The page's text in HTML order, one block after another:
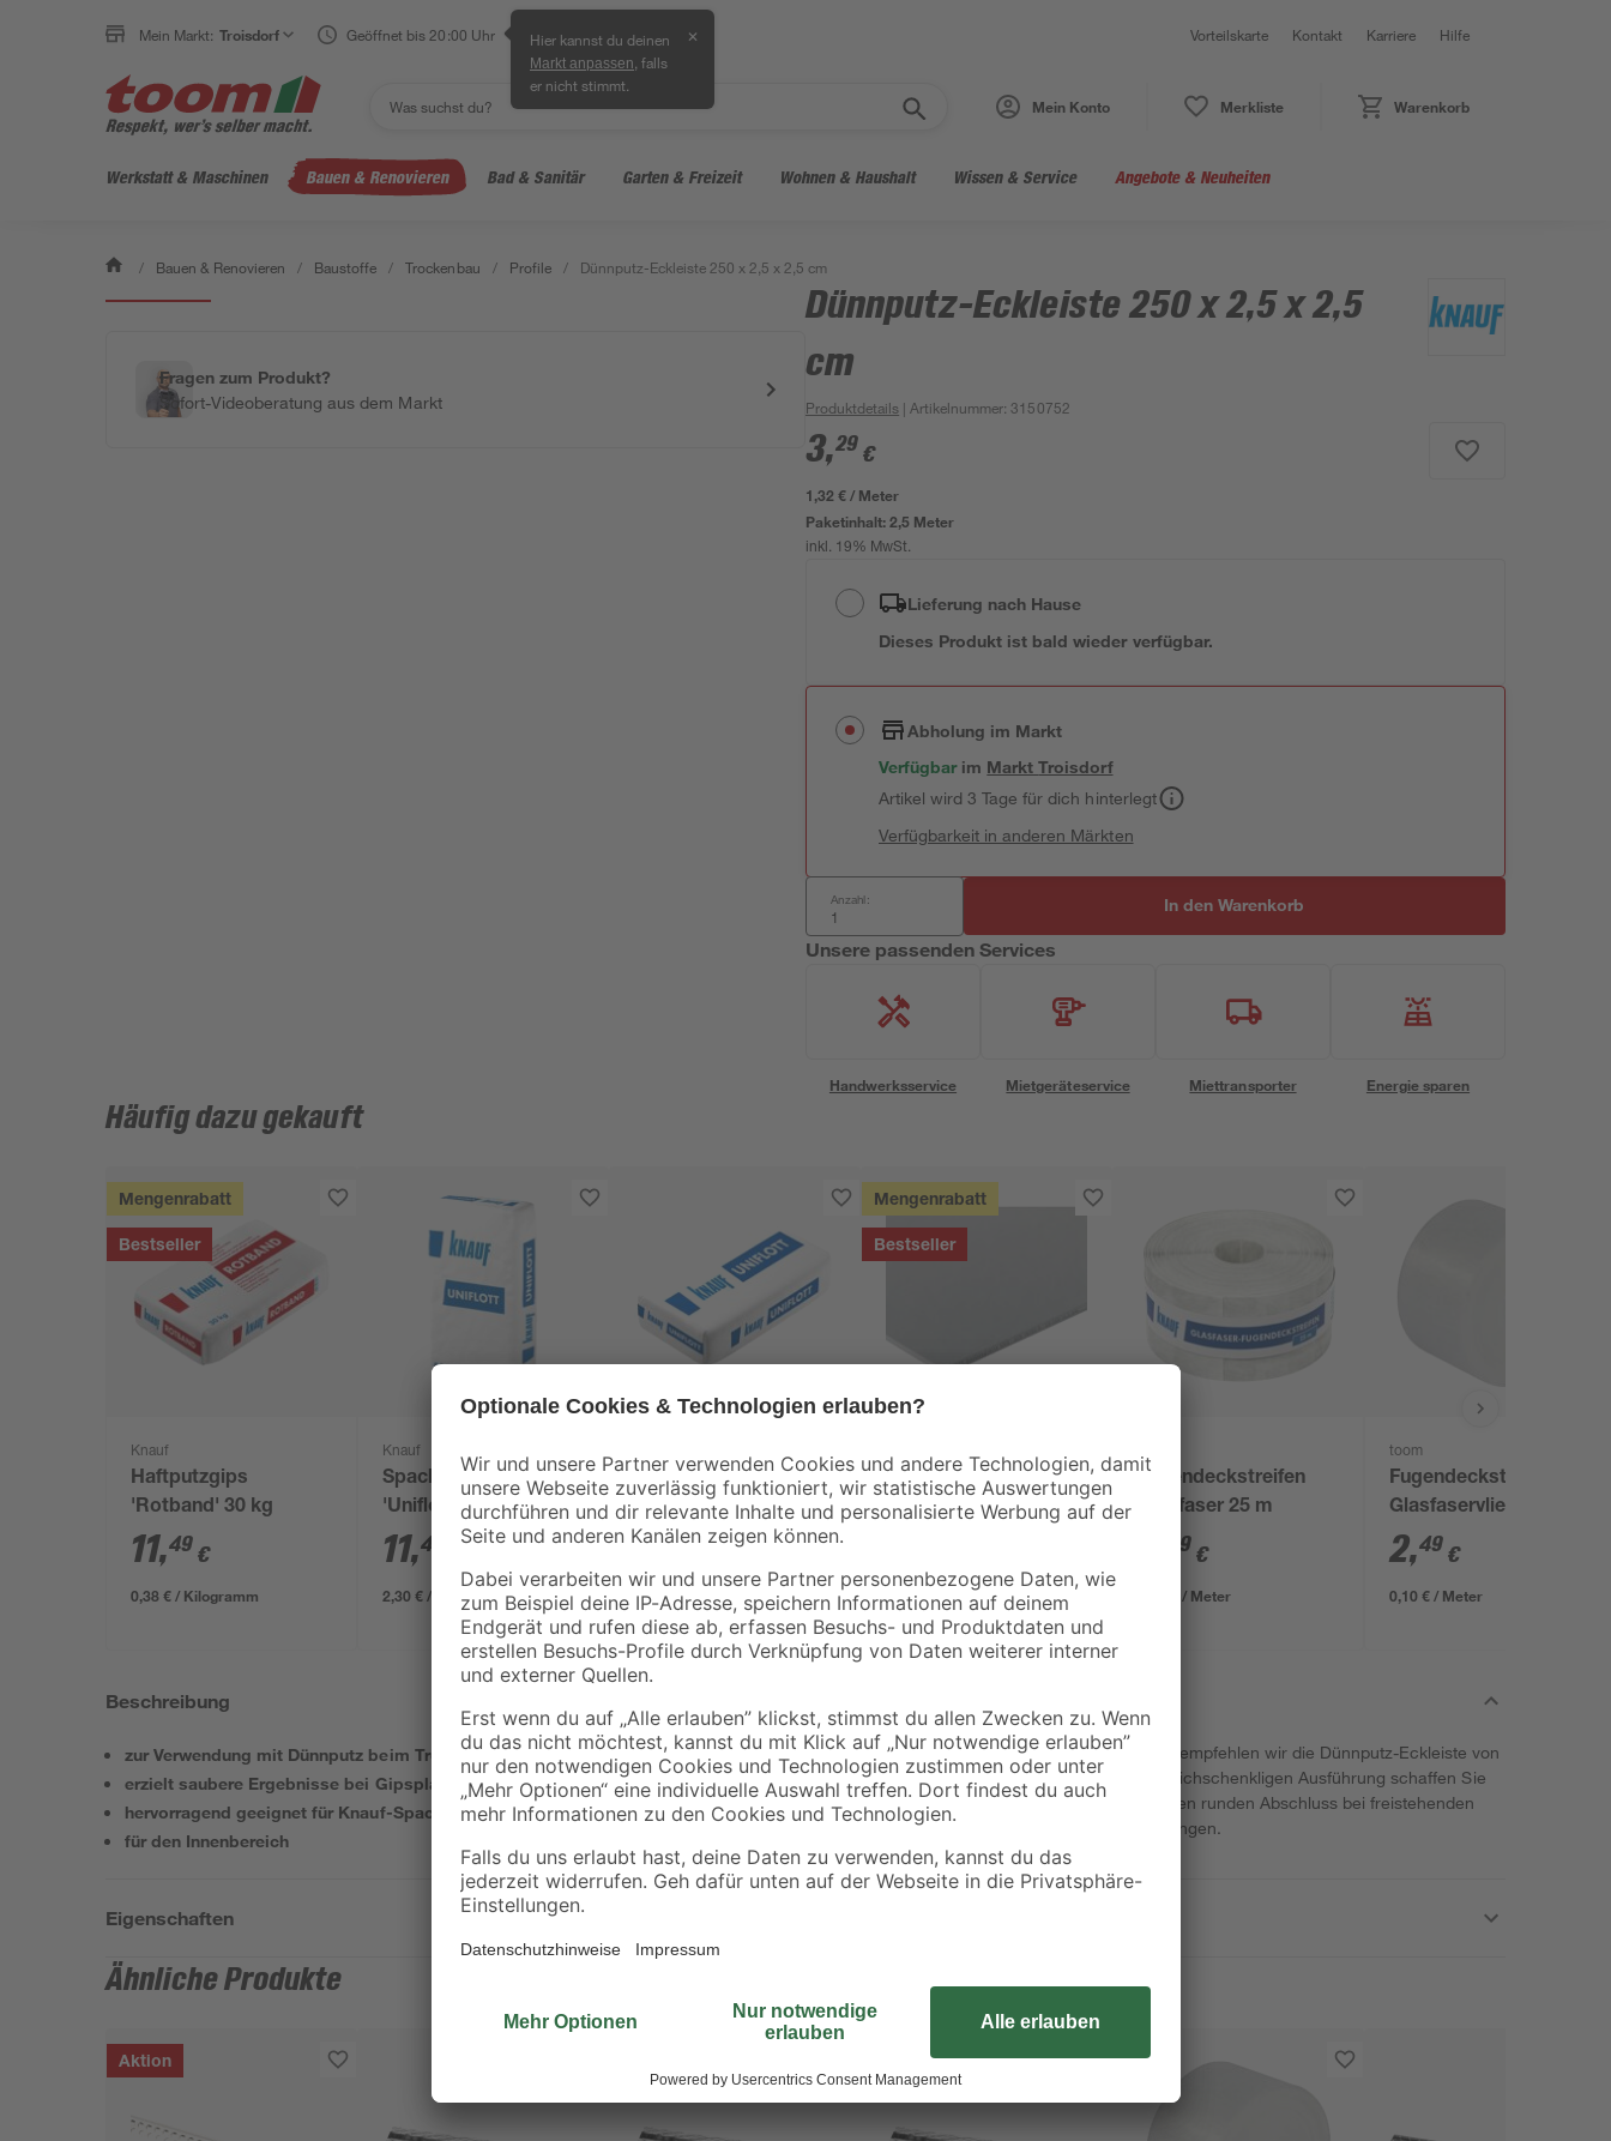
Mein Markt: Troisdorf Geöffnet bis 20:00 Uhr Hier kannst du deinen
Markt anpassen , falls
er nicht stimmt.
✕ Vorteilskarte Kontakt Karriere Hilfe
Mein Konto Merkliste Warenkorb
Werkstatt & Maschinen Bauen & Renovieren Bad & Sanitär Garten & Freizeit Wohnen & Haushalt Wissen & Service Angebote & Neuheiten
/ Bauen & Renovieren / Baustoffe / Trockenbau / Profile / Dünnputz-Eckleiste 250 x 2,5 x 2,5 cm
Fragen zum Produkt?
Sofort-Videoberatung aus dem Markt
Dünnputz-Eckleiste 250 x 2,5 x 2,5
cm
Produktdetails | Artikelnummer:3150752
3,29 €
1,32 € / Meter
Paketinhalt:2,5 Meter
inkl. 19% MwSt.
Lieferung nach Hause
Dieses Produkt ist bald wieder verfügbar.
Abholung im Markt
Verfügbar im MarktTroisdorf
Artikel wird 3 Tage für dich hinterlegt
Verfügbarkeit in anderen Märkten
Anzahl: In den Warenkorb
Unsere passenden Services
Handwerksservice Mietgeräteservice Miettransporter Energie sparen
Häufig dazu gekauft
Mengenrabatt
Bestseller
Knauf
Haftputzgips
'Rotband' 30 kg
11,49 €
0,38 € / Kilogramm
Knauf
Spachtelmasse
'Uniflott' 5 kg
11,49
2,30 € / Kilogramm
Spachtelmasse
'Uniflott' 25 kg
43,99
1,76 € / Kilogramm
Mengenrabatt
Bestseller
Ausbauplatte 60 x
1,25 x 200 cm
5,39 € / Pack
Fugendeckstreifen
Glasfaser 25 m
99 €
0,12 € / Meter
toom
Fugendeckstreifen
Glasfaservlies 25 m
2,49 €
0,10 € / Meter
Beschreibung
zur Verwendung mit Dünnputz beim Trockenbau
erzielt saubere Ergebnisse bei Gipsplatten
hervorragend geeignet für Knauf-Spachtelmasse
für den Innenbereich
Beim Verlegen von Gipsplatten im Innenbereich empfehlen wir die Dünnputz-Eckleiste von
Knauf. Sie ist ein Alu-Eckschutzprofil. Mit der gleichschenkligen Ausführung schaffen Sie
einen sauberen Kantenschutz und erzeugen einen runden Abschluss bei freistehenden
Eckkanten, Durchgängen oder Fensteraussparungen.
Eigenschaften
Ähnliche Produkte
Aktion